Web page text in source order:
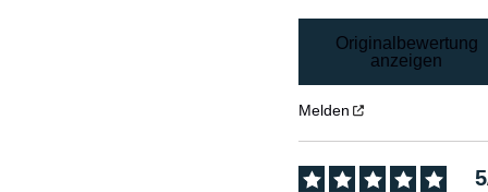
Originalbewertung
anzeigen
Melden
5